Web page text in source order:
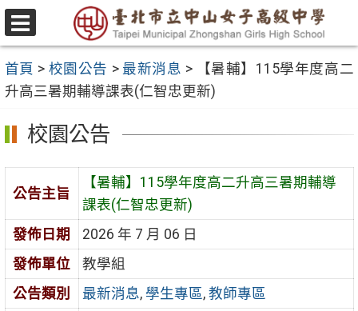
跳
至
要
內
容
區
選
單
首頁 > 校園公告 > 最新消息 >
【暑輔】115學年度高二
升高三暑期輔導課表(仁智忠更新)
校園公告
公告主旨
【暑輔】115學年度高二升高三暑期輔導
課表(仁智忠更新)
發佈日期
2026 年 7 月 06 日
發佈單位
教學組
公告類別
最新消息, 學生專區, 教師專區